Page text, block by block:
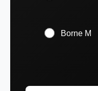
Borne M